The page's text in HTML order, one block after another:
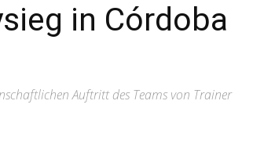
in Córdoba
Auftritt des Teams von Trainer